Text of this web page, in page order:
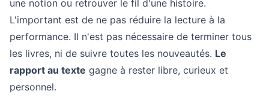
une notion ou retrouver le fil d'une histoire.
L'important est de ne pas réduire la lecture à la
performance. Il n'est pas nécessaire de terminer tous
les livres, ni de suivre toutes les nouveautés. Le
rapport au texte gagne à rester libre, curieux et
personnel.